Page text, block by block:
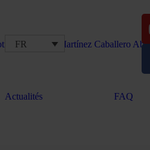
FR
Actualités FAQ